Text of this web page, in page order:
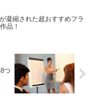
凝縮された超おすすめフラ
品！
つ